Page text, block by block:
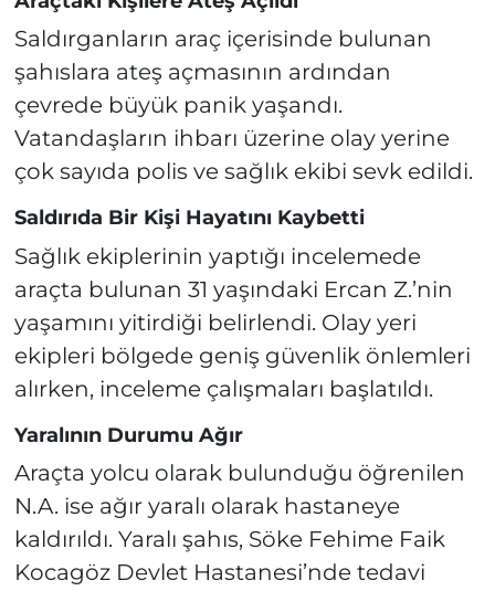
Saldırganların araç içerisinde bulunan
şahıslara ateş açmasının ardından
çevrede büyük panik yaşandı.
Vatandaşların ihbarı üzerine olay yerine
çok sayıda polis ve sağlık ekibi sevk edildi.
Saldırıda Bir Kişi Hayatını Kaybetti
Sağlık ekiplerinin yaptığı incelemede
araçta bulunan 31 yaşındaki Ercan Z.’nin
yaşamını yitirdiği belirlendi. Olay yeri
ekipleri bölgede geniş güvenlik önlemleri
alırken, inceleme çalışmaları başlatıldı.
Yaralının Durumu Ağır
Araçta yolcu olarak bulunduğu öğrenilen
N.A. ise ağır yaralı olarak hastaneye
kaldırıldı. Yaralı şahıs, Söke Fehime Faik
Kocagöz Devlet Hastanesi’nde tedavi